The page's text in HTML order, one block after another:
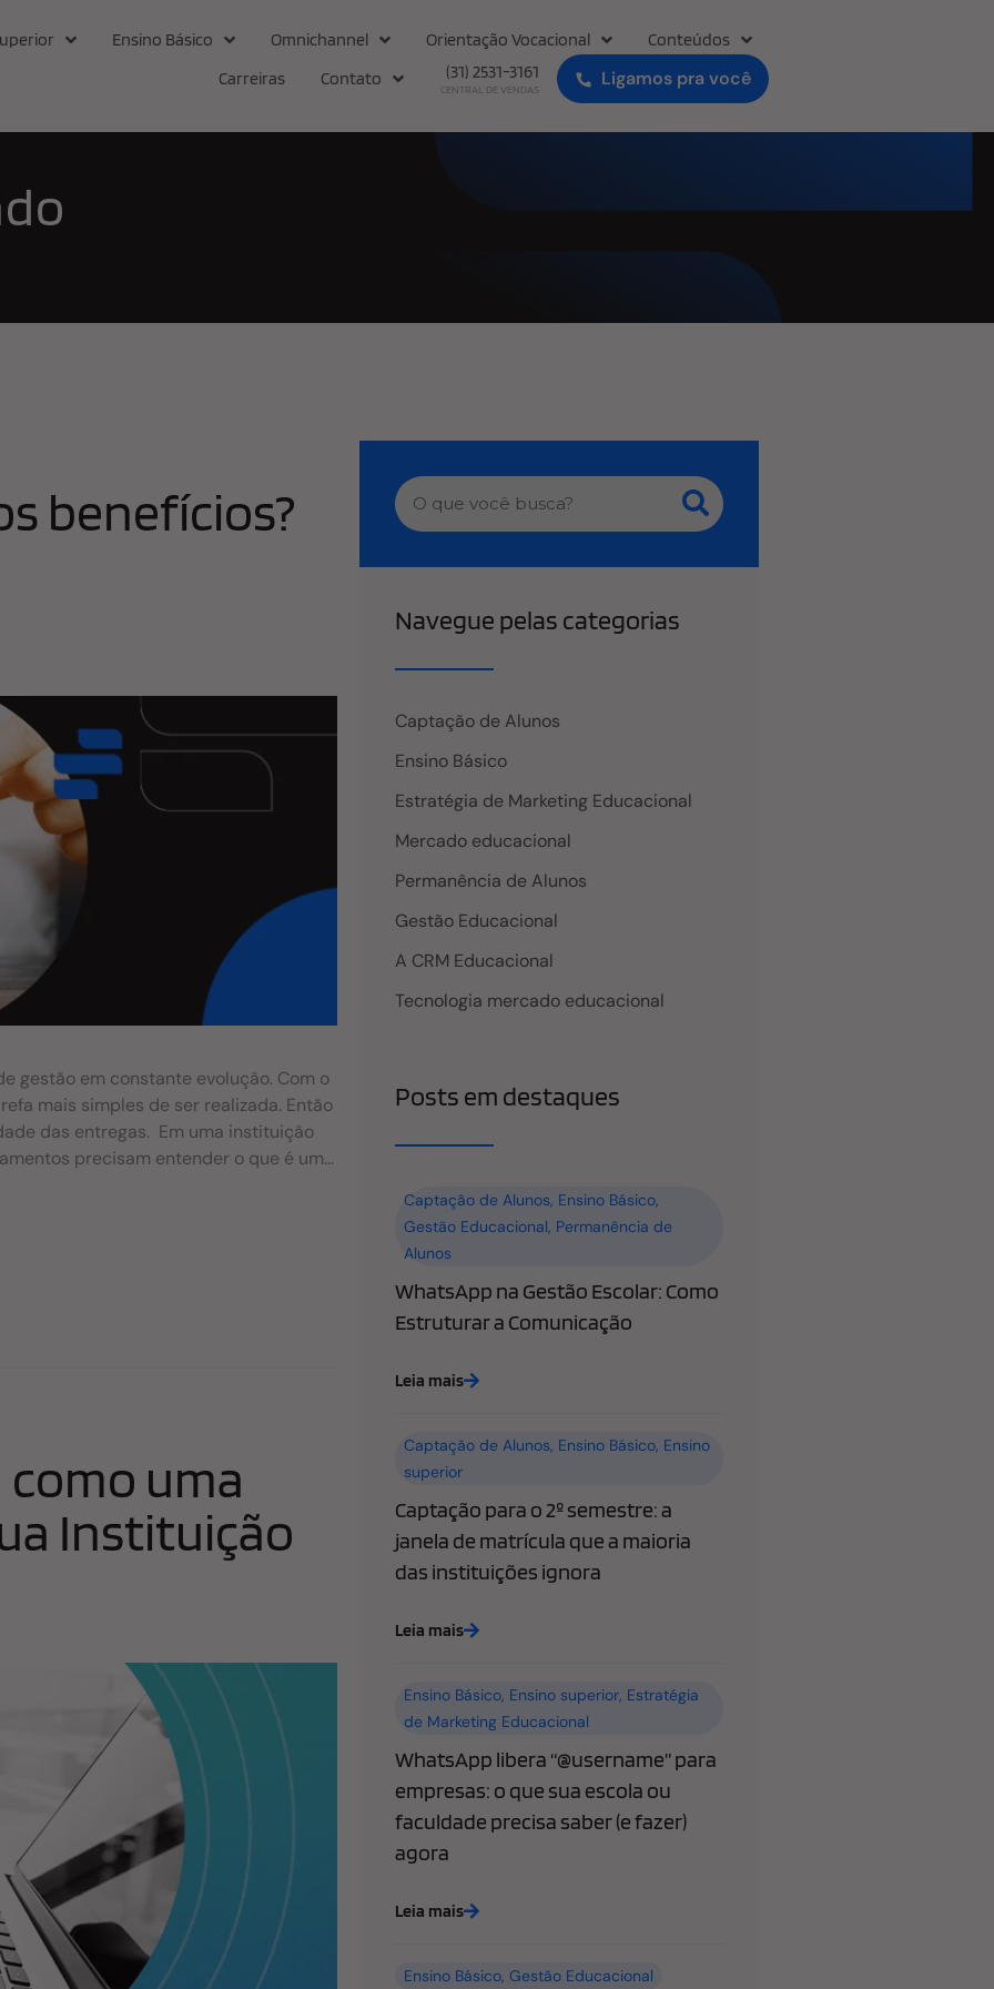
Ensino Básico Omnichannel Orientação Vocacional
Conteúdos
Carreiras
Contato (31) 2531-3161
CENTRAL DE VENDAS Ligamos pra você
benefícios?
gestão em constante evolução. Com o
mais simples de ser realizada. Então
das entregas. Em uma instituição
precisam entender o que é um
a jornada do aluno ou potencial
à agilidade imposta na resolução
Veja mais sobre o assunto nos
e atendimento. A organização dessas
como uma
Instituição
Navegue pelas categorias
Captação de Alunos
Ensino Básico
Estratégia de Marketing Educacional
Mercado educacional
Permanência de Alunos
Gestão Educacional
A CRM Educacional
Tecnologia mercado educacional
Posts em destaques
Captação de Alunos, Ensino Básico,
Gestão Educacional, Permanência de
Alunos
WhatsApp na Gestão Escolar: Como
Estruturar a Comunicação
Leia mais
Captação de Alunos, Ensino Básico, Ensino
superior
Captação para o 2º semestre: a
janela de matrícula que a maioria
das instituições ignora
Leia mais
Ensino Básico, Ensino superior, Estratégia
de Marketing Educacional
WhatsApp libera “@username” para
empresas: o que sua escola ou
faculdade precisa saber (e fazer)
agora
Leia mais
Ensino Básico, Gestão Educacional